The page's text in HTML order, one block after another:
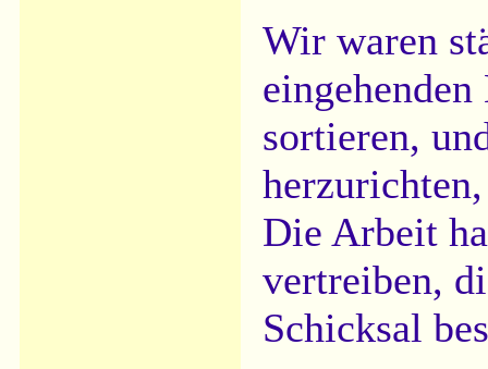
Wir waren
sortieren,
Die Arbeit
vertreiben,
Schicksal